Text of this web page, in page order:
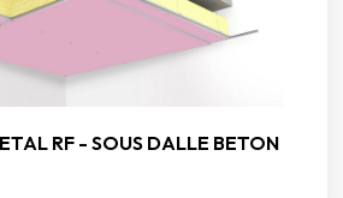
RF - SOUS DALLE BETON